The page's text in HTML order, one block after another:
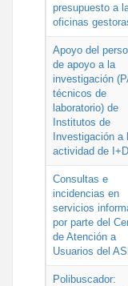
presupuesto a
oficinas
Apoyo del
de apoyo a la
investigación
técnicos de
laboratorio) de
Institutos de
Investigación a
actividad de
Consultas e
incidencias en
servicios
por parte del
de Atención a
Usuarios del
Polibuscador: